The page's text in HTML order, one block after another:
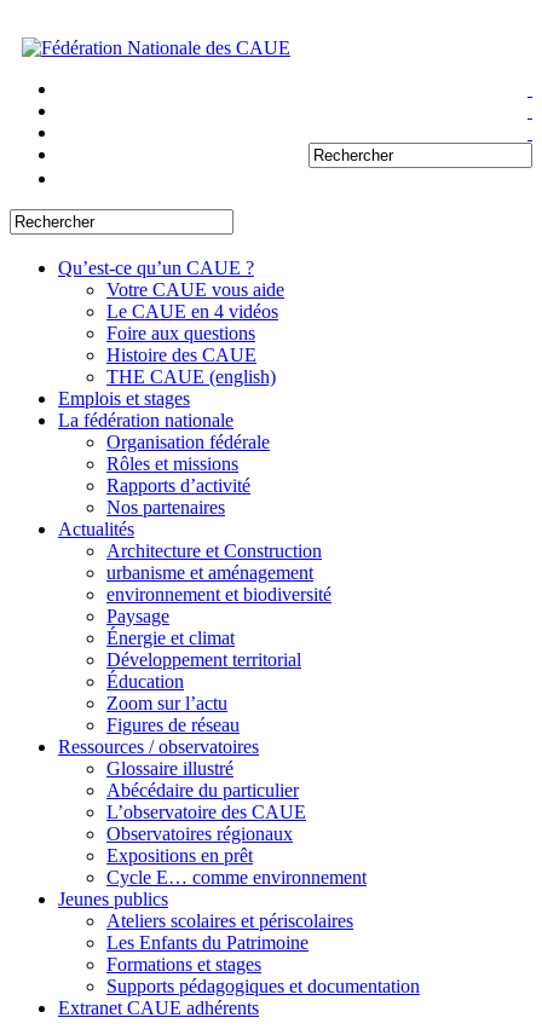
Qu’est-ce qu’un CAUE ?
Votre CAUE vous aide
Le CAUE en 4 vidéos
Foire aux questions
Histoire des CAUE
THE CAUE (english)
Emplois et stages
La fédération nationale
Organisation fédérale
Rôles et missions
Rapports d’activité
Nos partenaires
Actualités
Architecture et Construction
urbanisme et aménagement
environnement et biodiversité
Paysage
Énergie et climat
Développement territorial
Éducation
Zoom sur l’actu
Figures de réseau
Ressources / observatoires
Glossaire illustré
Abécédaire du particulier
L’observatoire des CAUE
Observatoires régionaux
Expositions en prêt
Cycle E… comme environnement
Jeunes publics
Ateliers scolaires et périscolaires
Les Enfants du Patrimoine
Formations et stages
Supports pédagogiques et documentation
Extranet CAUE adhérents